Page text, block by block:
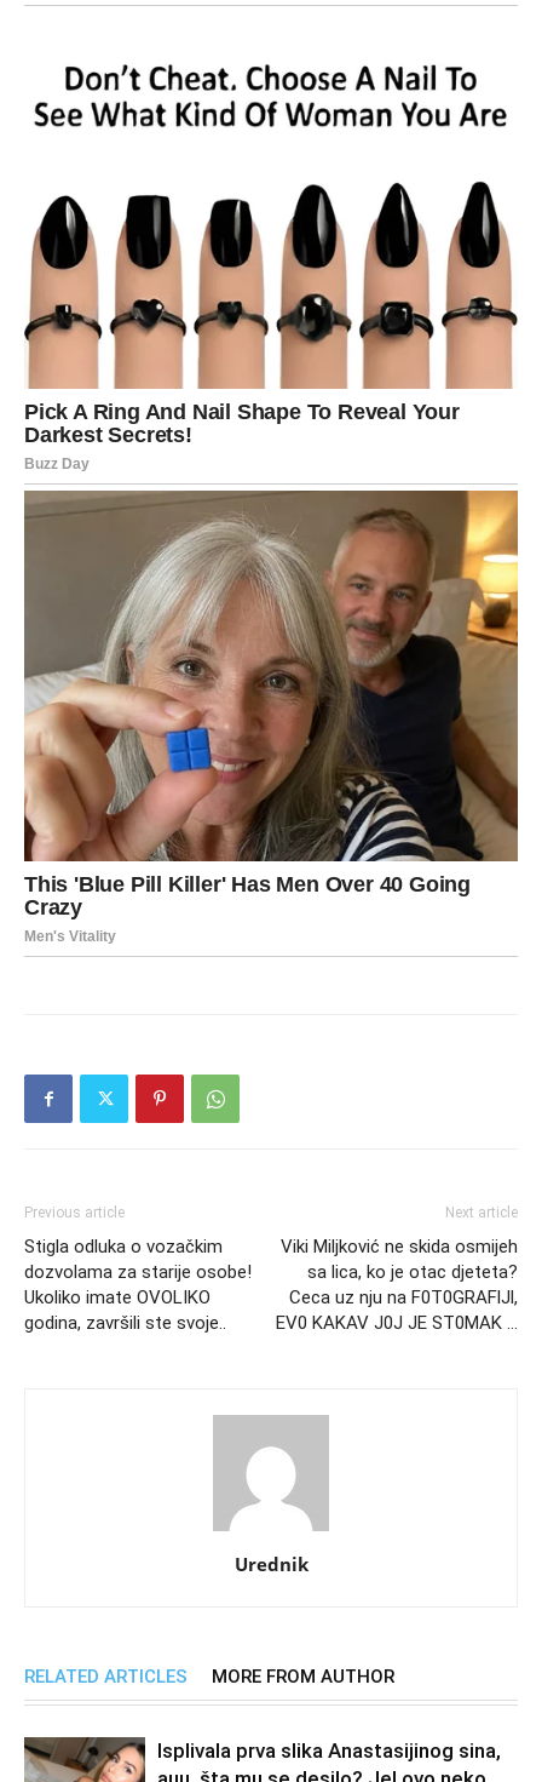
Previous article
Stigla odluka o vozačkim
dozvolama za starije osobe!
Ukoliko imate OVOLIKO
godina, završili ste svoje..
Next article
Viki Miljković ne skida osmijeh
sa lica, ko je otac djeteta?
Ceca uz nju na F0T0GRAFlJl,
EV0 KAKAV J0J JE ST0MAK …
Urednik
RELATED ARTICLES MORE FROM AUTHOR
Isplivala prva slika Anastasijinog sina,